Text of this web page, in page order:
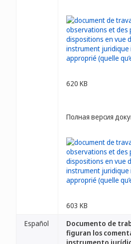
620 KB
Полная версия
603 KB
Español
Documento de
figuran los